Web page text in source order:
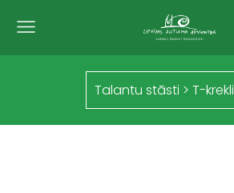
Talantu stāsti > T-krekli